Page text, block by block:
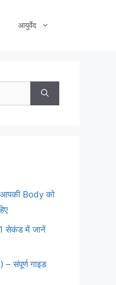
आयुर्वेद
Body को
सेकंड में जानें
संपूर्ण गाइड